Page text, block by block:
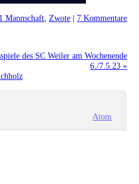
1 Mannschaft Zwote | 7 Kommentare
des SC Weiler am Wochenende
6./7.5.23 »
Atom